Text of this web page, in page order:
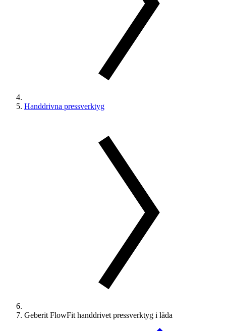
Handdrivna pressverktyg
Geberit FlowFit handdrivet pressverktyg i låda